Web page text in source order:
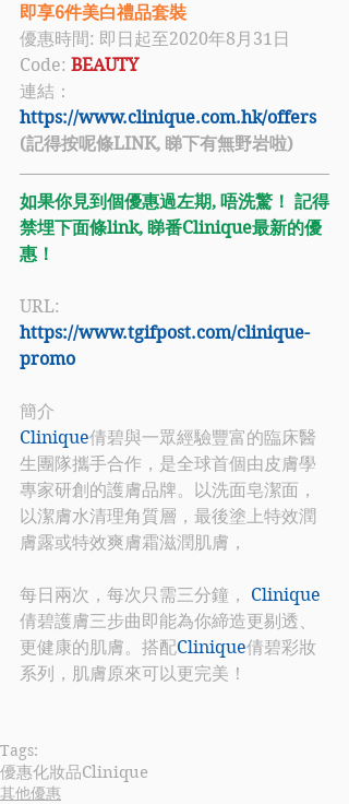
即享6件美白禮品套裝
優惠時間: 即日起至2020年8月31日
Code: BEAUTY
連結：
https://www.clinique.com.hk/offers
(記得按呢條LINK, 睇下有無野岩啦)
如果你見到個優惠過左期, 唔洗驚！ 記得
禁埋下面條link, 睇番Clinique最新的優
惠！
URL:
https://www.tgifpost.com/clinique-
promo
簡介
Clinique倩碧與一眾經驗豐富的臨床醫
生團隊攜手合作，是全球首個由皮膚學
專家研創的護膚品牌。以洗面皂潔面，
以潔膚水清理角質層，最後塗上特效潤
膚露或特效爽膚霜滋潤肌膚，
每日兩次，每次只需三分鐘， Clinique
倩碧護膚三步曲即能為你締造更剔透、
更健康的肌膚。搭配Clinique倩碧彩妝
系列，肌膚原來可以更完美！
Tags:
優惠化妝品Clinique
其他優惠